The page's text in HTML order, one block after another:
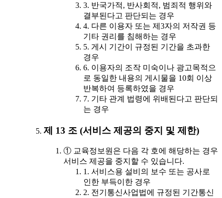
3. 반국가적, 반사회적, 범죄적 행위와
결부된다고 판단되는 경우
4. 다른 이용자 또는 제3자의 저작권 등
기타 권리를 침해하는 경우
5. 게시 기간이 규정된 기간을 초과한
경우
6. 이용자의 조작 미숙이나 광고목적으
로 동일한 내용의 게시물을 10회 이상
반복하여 등록하였을 경우
7. 기타 관계 법령에 위배된다고 판단되
는 경우
제 13 조 (서비스 제공의 중지 및 제한)
① 교육정보원은 다음 각 호에 해당하는 경우
서비스 제공을 중지할 수 있습니다.
1. 서비스용 설비의 보수 또는 공사로
인한 부득이한 경우
2. 전기통신사업법에 규정된 기간통신